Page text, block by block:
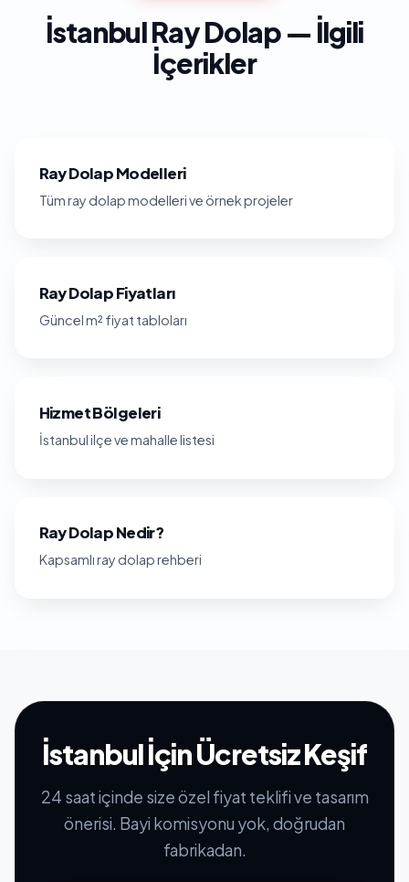
İstanbul Ray Dolap — İlgili
İçerikler
Ray Dolap Modelleri
Tüm ray dolap modelleri ve örnek projeler
Ray Dolap Fiyatları
Güncel m² fiyat tabloları
Hizmet Bölgeleri
İstanbul ilçe ve mahalle listesi
Ray Dolap Nedir?
Kapsamlı ray dolap rehberi
İstanbul İçin Ücretsiz Keşif
24 saat içinde size özel fiyat teklifi ve tasarım
önerisi. Bayi komisyonu yok, doğrudan
fabrikadan.